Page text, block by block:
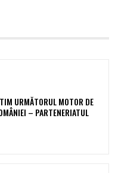
URMĂTORUL MOTOR DE
– PARTENERIATUL